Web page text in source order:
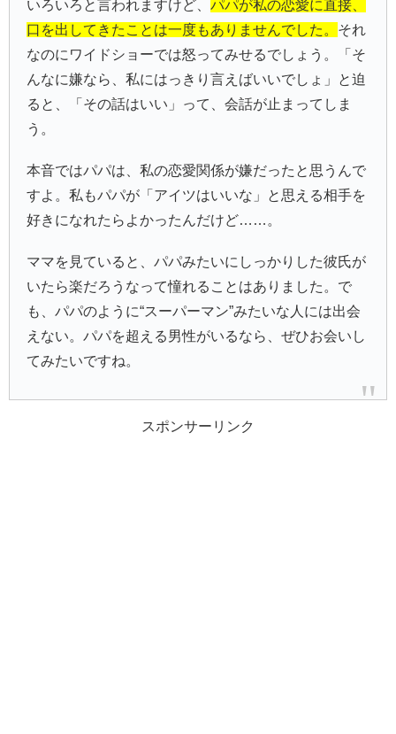
いろいろと言われますけど、パパが私の恋愛に直接、
口を出してきたことは一度もありませんでした。 それ
なのにワイドショーでは怒ってみせるでしょう。「そ
んなに嫌なら、私にはっきり言えばいいでしょ」と迫
ると、「その話はいい」って、会話が止まってしま
う。
本音ではパパは、私の恋愛関係が嫌だったと思うんで
すよ。私もパパが「アイツはいいな」と思える相手を
好きになれたらよかったんだけど……。
ママを見ていると、パパみたいにしっかりした彼氏が
いたら楽だろうなって憧れることはありました。で
も、パパのように“スーパーマン”みたいな人には出会
えない。パパを超える男性がいるなら、ぜひお会いし
てみたいですね。
スポンサーリンク